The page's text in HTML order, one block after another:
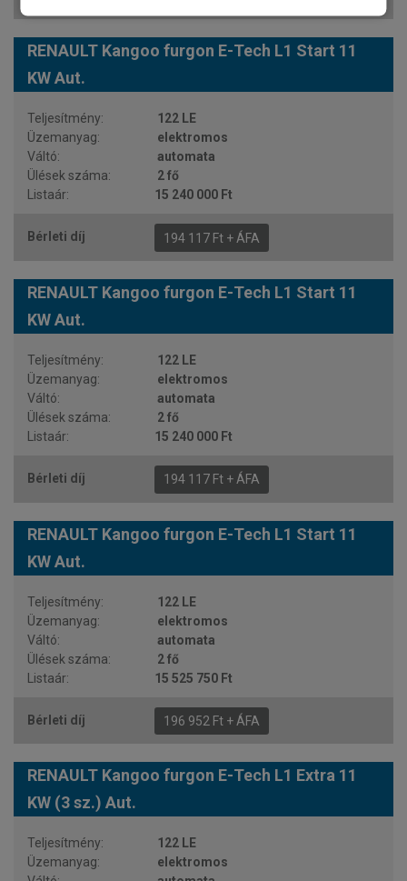
RENAULT Kangoo furgon E-Tech L1 Start 11
KW Aut.
122 LE
elektromos
automata
2 fő
15 240 000 Ft
194 117 Ft + ÁFA
RENAULT Kangoo furgon E-Tech L1 Start 11
KW Aut.
122 LE
elektromos
automata
2 fő
15 240 000 Ft
194 117 Ft + ÁFA
RENAULT Kangoo furgon E-Tech L1 Start 11
KW Aut.
122 LE
elektromos
automata
2 fő
15 525 750 Ft
196 952 Ft + ÁFA
RENAULT Kangoo furgon E-Tech L1 Extra 11
KW (3 sz.) Aut.
122 LE
elektromos